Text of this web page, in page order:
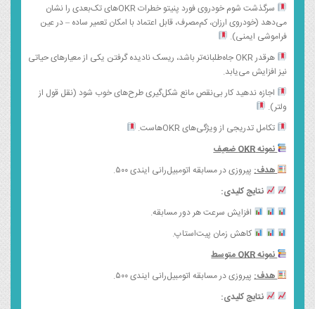
سرگذشت شوم خودروی فورد پنیتو خطرات OKRهای تک‌بعدی را نشان
می‌دهد (خودروی ارزان، کم‌مصرف، قابل اعتماد با امکان تعمیر ساده – در عین
فراموشی ایمنی).
هرقدر OKR جاه‌طلبانه‌تر باشد، ریسک نادیده گرفتن یکی از معیارهای حیاتی
نیز افزایش می‌یابد.
اجازه ندهید کار بی‌نقص مانع شکل‌گیری طرح‌های خوب شود (نقل قول از
ولتر).
تکامل تدریجی از ویژگی‌های OKR‌هاست.
نمونهOKRضعیف
هدف:پیروزی در مسابقه اتومبیل‌رانی ایندی ۵۰۰.
نتایج کلیدی:
افزایش سرعت هر دور مسابقه.
کاهش زمان پیت‌استاپ.
نمونهOKRمتوسط
هدف:پیروزی در مسابقه اتومبیل‌رانی ایندی ۵۰۰.
نتایج کلیدی: